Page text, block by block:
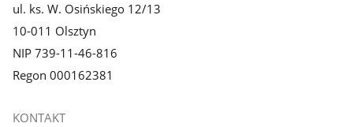
ul. ks. W. Osińskiego 12/13
10-011 Olsztyn
NIP 739-11-46-816
Regon 000162381
KONTAKT